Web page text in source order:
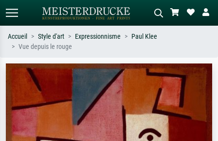
Recherchez par artiste, titre ou style –
ex. Monet, Nuit étoilée,
impressionnisme, vague de Hokusai,
nu.
Décrivez la scène – ex. prairie verte,
abstrait avec beaucoup de rouge,
tableau sombre, nu debout près d'un
arbre.
Accueil Style d'art Expressionnisme
Paul Klee
Vue depuis le rouge